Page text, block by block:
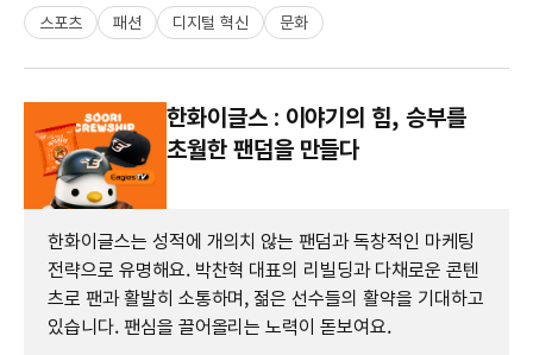
스포츠 패션 디지털 혁신 문화
한화이글스 : 이야기의 힘, 승부를
초월한 팬덤을 만들다
한화이글스는 성적에 개의치 않는 팬덤과 독창적인 마케팅
전략으로 유명해요. 박찬혁 대표의 리빌딩과 다채로운 콘텐
츠로 팬과 활발히 소통하며, 젊은 선수들의 활약을 기대하고
있습니다. 팬심을 끌어올리는 노력이 돋보여요.